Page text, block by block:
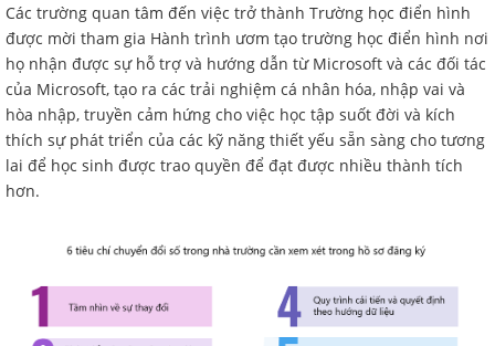
Các trường quan tâm đến việc trở thành Trường học điển hình
được mời tham gia Hành trình ươm tạo trường học điển hình nơi
họ nhận được sự hỗ trợ và hướng dẫn từ Microsoft và các đối tác
của Microsoft, tạo ra các trải nghiệm cá nhân hóa, nhập vai và
hòa nhập, truyền cảm hứng cho việc học tập suốt đời và kích
thích sự phát triển của các kỹ năng thiết yếu sẵn sàng cho tương
lai để học sinh được trao quyền để đạt được nhiều thành tích
hơn.